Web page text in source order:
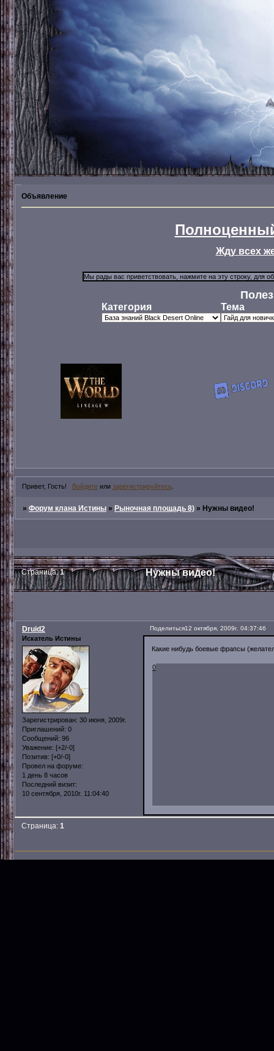
Объявление
Жду всех
Категория Тема
Привет, Гость! Войдитеили зарегистрируйтесь
»Форум клана Истины »Рыночная площадь 8) »Нужны видео!
Нужны видео!
Страница:1
Поделиться12 октября, 2009г. 04:37:46
Druid2
Искатель Истины
Зарегистрирован: 30 июня, 2009г.
Приглашений: 0
Сообщений: 96
Уважение: [+2/-0]
Позитив: [+0/-0]
Провел на форуме:
1 день 8 часов
Последний визит:
10 сентября, 2010г. 11:04:40
Какие нибудь боевые фрапсы
0
Страница:1